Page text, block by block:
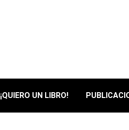
¡QUIERO UN LIBRO!